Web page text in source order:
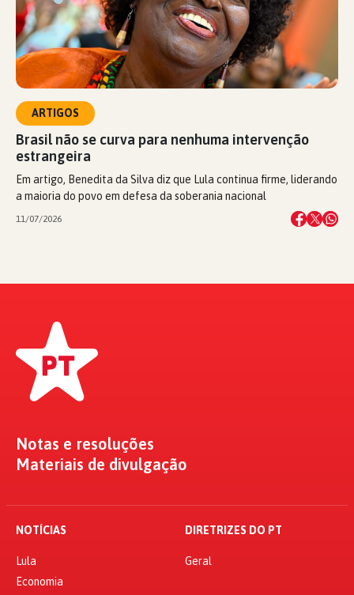
ARTIGOS
Brasil não se curva para nenhuma intervenção
estrangeira
Em artigo, Benedita da Silva diz que Lula continua firme, liderando
a maioria do povo em defesa da soberania nacional
11/07/2026
Notas e resoluções
Materiais de divulgação
NOTÍCIAS
Lula
Economia
DIRETRIZES DO PT
Geral